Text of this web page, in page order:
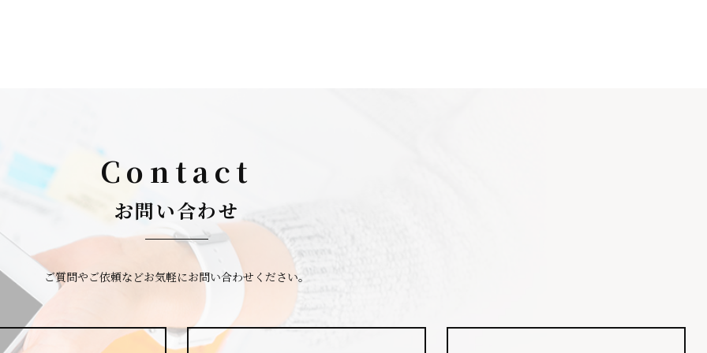
Contact
お問い合わせ
ご質問やご依頼などお気軽にお問い合わせください。